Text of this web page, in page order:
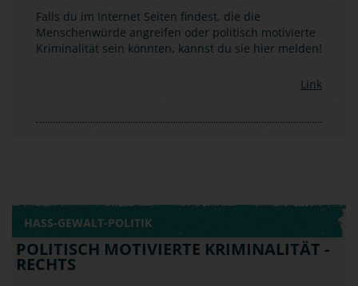
Menschenwürde angreifen oder politisch motivierte
Kriminalität sein könnten, kannst du sie hier melden!
HASS-GEWALT-POLITIK
POLITISCH MOTIVIERTE KRIMINALITÄT -
RECHTS